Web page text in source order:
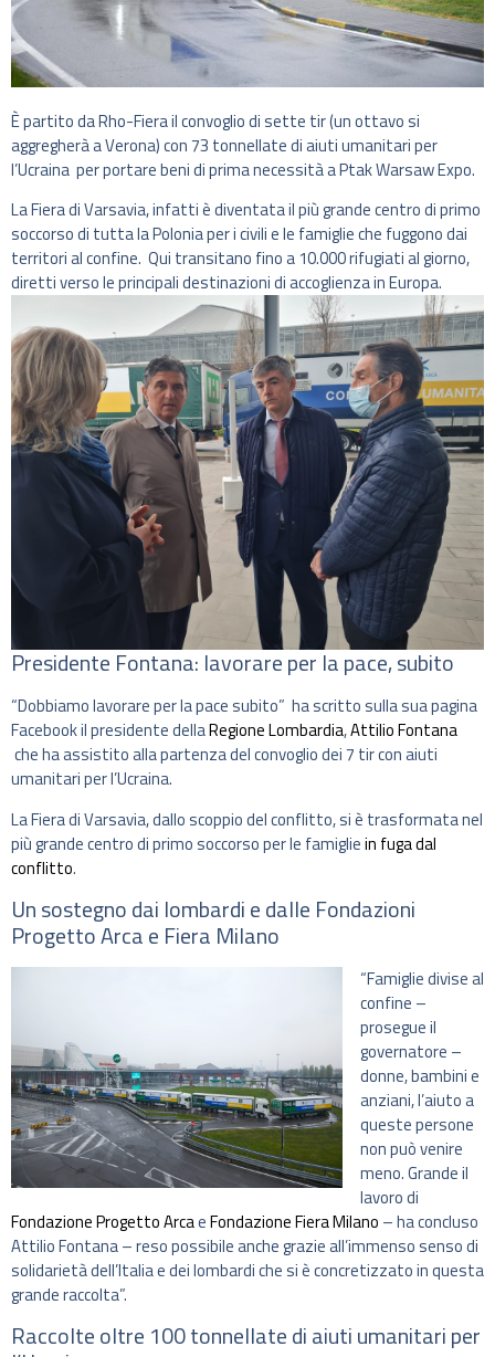
È partito da Rho-Fiera il convoglio di sette tir (un ottavo si
aggregherà a Verona) con 73 tonnellate di aiuti umanitari per
l’Ucraina per portare beni di prima necessità a Ptak Warsaw Expo.
La Fiera di Varsavia, infatti è diventata il più grande centro di primo
soccorso di tutta la Polonia per i civili e le famiglie che fuggono dai
territori al confine. Qui transitano fino a 10.000 rifugiati al giorno,
diretti verso le principali destinazioni di accoglienza in Europa.
Presidente Fontana: lavorare per la pace, subito
“Dobbiamo lavorare per la pace subito” ha scritto sulla sua pagina
Facebook il presidente dellaRegione Lombardia,Attilio Fontana
che ha assistito alla partenza del convoglio dei 7 tir con aiuti
umanitari per l’Ucraina.
La Fiera di Varsavia, dallo scoppio del conflitto, si è trasformata nel
più grande centro di primo soccorso per le famigliein fuga dal
conflitto.
Un sostegno dai lombardi e dalle Fondazioni
Progetto Arca e Fiera Milano
“Famiglie divise al
confine –
prosegue il
governatore –
donne, bambini e
anziani, l’aiuto a
queste persone
non può venire
meno. Grande il
lavoro di
Fondazione Progetto ArcaeFondazione Fiera Milano – ha concluso
Attilio Fontana – reso possibile anche grazie all’immenso senso di
solidarietà dell’Italia e dei lombardi che si è concretizzato in questa
grande raccolta”.
Raccolte oltre 100 tonnellate di aiuti umanitari per